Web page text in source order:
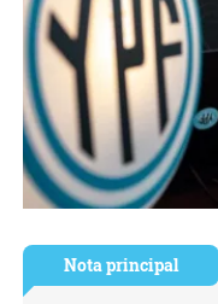
Nota principal